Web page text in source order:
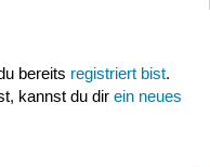
bereits registriert bist.
kannst du dir ein neues